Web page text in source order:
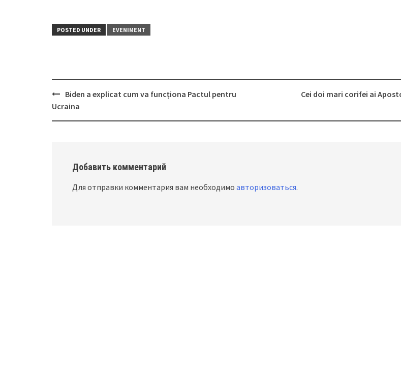
POSTED UNDER EVENIMENT
Post
navigation
Biden a explicat cum va funcționa Pactul pentru
Ucraina
Cei doi mari corifei ai
Добавить комментарий
Для отправки комментария вам необходимо авторизоваться.